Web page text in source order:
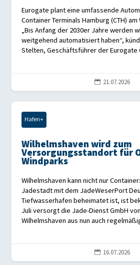
Eurogate plant eine umfassende
Container Terminals Hamburg (CTH)
„Bis Anfang der 2030er Jahre werden
weitgehend automatisiert haben“,
Stelten, Geschäftsführer der Eurogate
 21.07.2026
Hafen+
Wilhelmshaven wird zum
Versorgungsstandort für
Windparks
Wilhelmshaven kann nicht nur
Jadestadt mit dem JadeWeserPort
Tiefwasserhafen beheimatet ist, ist
Juli versorgt die Jade-Dienst GmbH
Wilhelmshaven aus nun auch
 16.07.2026